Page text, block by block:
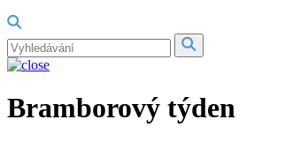
Bramborový týden